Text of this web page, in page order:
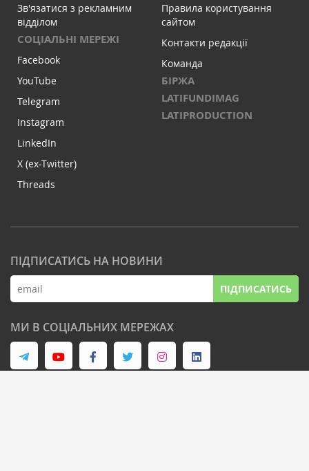
Зв'язатися з рекламним
відділом
СОЦІАЛЬНІ МЕРЕЖІ
Facebook
YouTube
Telegram
Instagram
LinkedIn
X (ex-Twitter)
Threads
Правила користування
сайтом
Контакти редакції
Команда
БІРЖА
LATIFUNDIMAG
LATIPRODUCTION
ПІДПИСАТИСЬ НА НОВИНИ
ПІДПИСАТИСЬ
МИ В СОЦІАЛЬНИХ МЕРЕЖАХ